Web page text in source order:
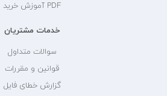
PDF آموزش خرید
خدمات مشتریان
سوالات متداول
قوانین و مقررات
گزارش خطای فایل